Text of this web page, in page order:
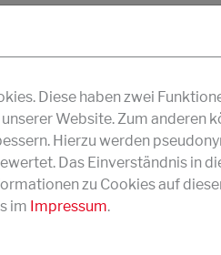
Diese haben zwei
Website. Zum anderen
Hierzu werden
Das Einverständnis in
zu Cookies auf
im Impressum.